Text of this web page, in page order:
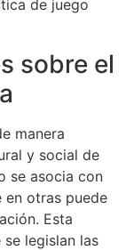
de juego
sobre el
manera
y social de
se asocia con
en otras puede
Esta
legislan las